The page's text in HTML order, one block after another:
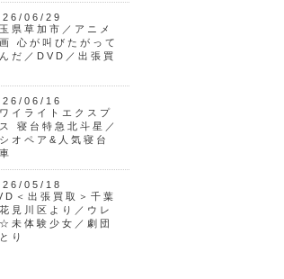
06/29
県草加市／アニメ
心が叫びたがって
だ／DVD／出張買
06/16
ワイライトエクスプ
寝台特急北斗星／
オペア&人気寝台
05/18
＜出張買取＞千葉
見川区より／ウレ
未体験少女／劇団
り